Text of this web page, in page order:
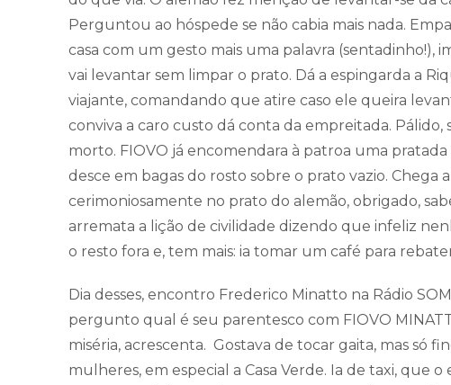
Perguntou ao hóspede se não cabia mais nada.
casa com um gesto mais uma palavra (sentadinho!),
vai levantar sem limpar o prato. Dá a espingarda a
viajante, comandando que atire caso ele queira
conviva a caro custo dá conta da empreitada.
morto. FIOVO já encomendara à patroa uma
desce em bagas do rosto sobre o prato vazio. Chega
cerimoniosamente no prato do alemão, obrigado,
arremata a lição de civilidade dizendo que infeliz
o resto fora e, tem mais: ia tomar um café para
Dia desses, encontro Frederico Minatto na Rádio
pergunto qual é seu parentesco com FIOVO
miséria, acrescenta. Gostava de tocar gaita, mas só
mulheres, em especial a Casa Verde. Ia de taxi, que